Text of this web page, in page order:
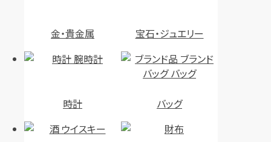
金・貴金属 宝石・ジュエリー
時計 バッグ